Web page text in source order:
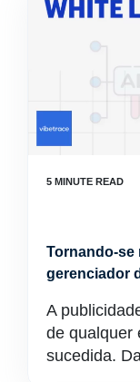
Tornando-se
gerenciador
A
de qualquer
sucedida.